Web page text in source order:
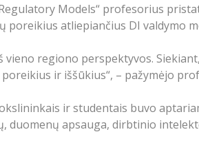
Models“ profesorius
atliepiančius DI valdymo
regiono perspektyvos.
ir iššūkius“, – pažymėjo
ir studentais buvo
duomenų apsauga, dirbtinio